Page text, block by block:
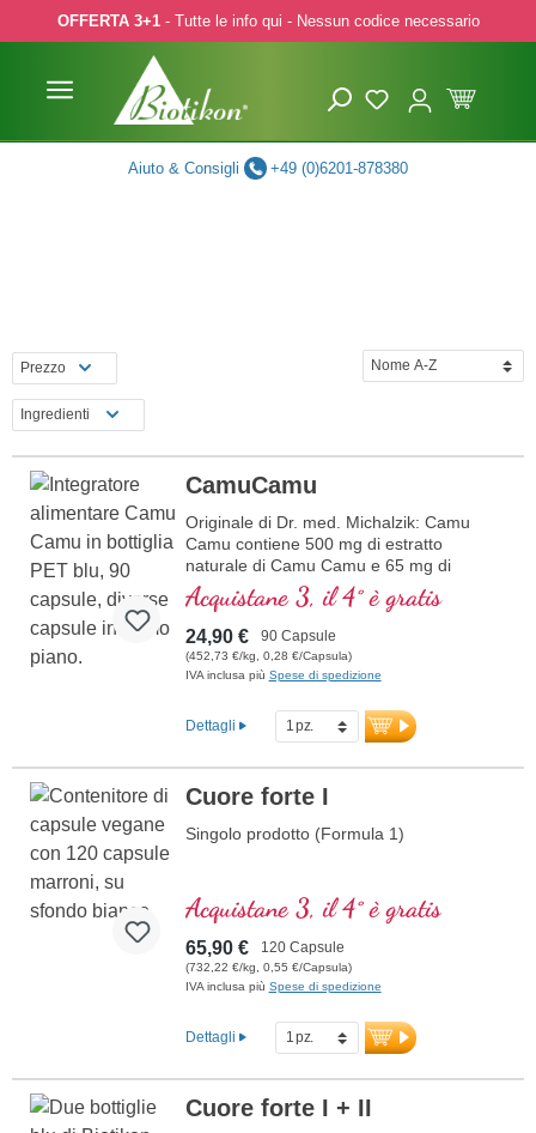
to main content
Skip to search
Skip to main navigation
OFFERTA 3+1- Tutte le info qui - Nessun codice necessario
Aiuto & Consigli +49 (0)6201-878380
Prezzo
Ingredienti
CamuCamu
Originale di Dr. med. Michalzik: Camu
Camu contiene 500 mg di estratto
naturale di Camu Camu e 65 mg di
vitamina C per dose giornaliera (1
capsula). Questo estratto di alta qualità è
ricco di vitamine naturali e antiossidanti ed
è libero da additivi. Il sigillo è privo di
alluminio.
Ulteriori informazioni su Camu Camu
Acquistane 3, il 4° è gratis
24,90 € 90 Capsule
(452,73 €/kg, 0,28 €/Capsula)
IVA inclusa più Spese di spedizione
Dettagli
Cuore forte I
Singolo prodotto (Formula 1)
Acquistane 3, il 4° è gratis
65,90 € 120 Capsule
(732,22 €/kg, 0,55 €/Capsula)
IVA inclusa più Spese di spedizione
Dettagli
Cuore forte I + II